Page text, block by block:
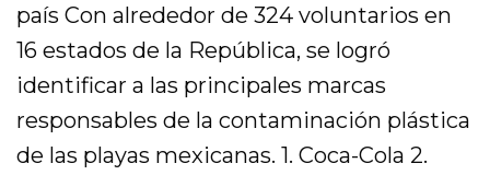
país Con alrededor de 324 voluntarios en
16 estados de la República, se logró
identificar a las principales marcas
responsables de la contaminación plástica
de las playas mexicanas. 1. Coca-Cola 2.